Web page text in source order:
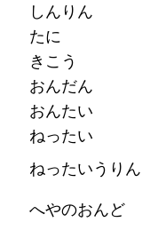
しんりん
たに
きこう
おんだん
おんたい
ねったい
ねったいうりん
へやのおんど